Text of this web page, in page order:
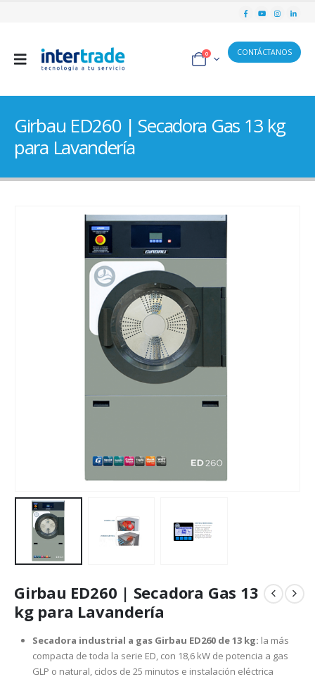
0 CONTÁCTANOS
Girbau ED260 | Secadora Gas 13 kg
para Lavandería
Girbau ED260 | Secadora Gas 13
kg para Lavandería
Secadora industrial a gas Girbau ED260 de 13 kg: la más
compacta de toda la serie ED, con 18,6 kW de potencia a gas
GLP o natural, ciclos de 25 minutos e instalación eléctrica